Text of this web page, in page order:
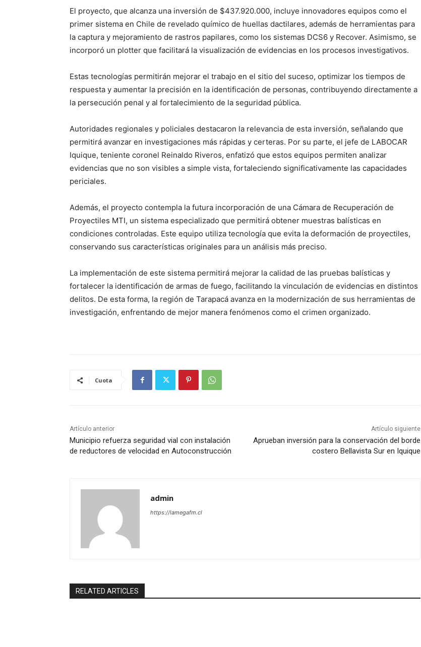
El proyecto, que alcanza una inversión de $437.920.000, incluye innovadores equipos como el
primer sistema en Chile de revelado químico de huellas dactilares, además de herramientas para
la captura y mejoramiento de rastros papilares, como los sistemas DCS6 y Recover. Asimismo, se
incorporó un plotter que facilitará la visualización de evidencias en los procesos investigativos.
Estas tecnologías permitirán mejorar el trabajo en el sitio del suceso, optimizar los tiempos de
respuesta y aumentar la precisión en la identificación de personas, contribuyendo directamente a
la persecución penal y al fortalecimiento de la seguridad pública.
Autoridades regionales y policiales destacaron la relevancia de esta inversión, señalando que
permitirá avanzar en investigaciones más rápidas y certeras. Por su parte, el jefe de LABOCAR
Iquique, teniente coronel Reinaldo Riveros, enfatizó que estos equipos permiten analizar
evidencias que no son visibles a simple vista, fortaleciendo significativamente las capacidades
periciales.
Además, el proyecto contempla la futura incorporación de una Cámara de Recuperación de
Proyectiles MTI, un sistema especializado que permitirá obtener muestras balísticas en
condiciones controladas. Este equipo utiliza tecnología que evita la deformación de proyectiles,
conservando sus características originales para un análisis más preciso.
La implementación de este sistema permitirá mejorar la calidad de las pruebas balísticas y
fortalecer la identificación de armas de fuego, facilitando la vinculación de evidencias en distintos
delitos. De esta forma, la región de Tarapacá avanza en la modernización de sus herramientas de
investigación, enfrentando de mejor manera fenómenos como el crimen organizado.
Cuota
Artículo anterior
Municipio refuerza seguridad vial con instalación
de reductores de velocidad en Autoconstrucción
Artículo siguiente
Aprueban inversión para la conservación del borde
costero Bellavista Sur en Iquique
admin
https://lamegafm.cl
RELATED ARTICLES